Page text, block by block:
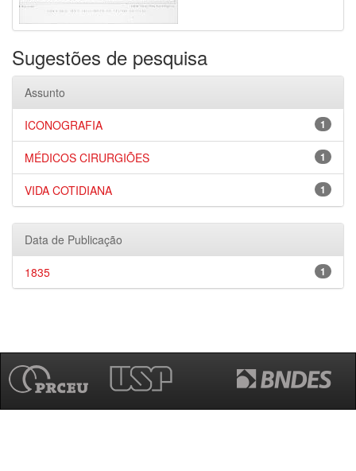
Sugestões de pesquisa
Assunto
1
ICONOGRAFIA
1
MÉDICOS CIRURGIÕES
1
VIDA COTIDIANA
Data de Publicação
1
1835